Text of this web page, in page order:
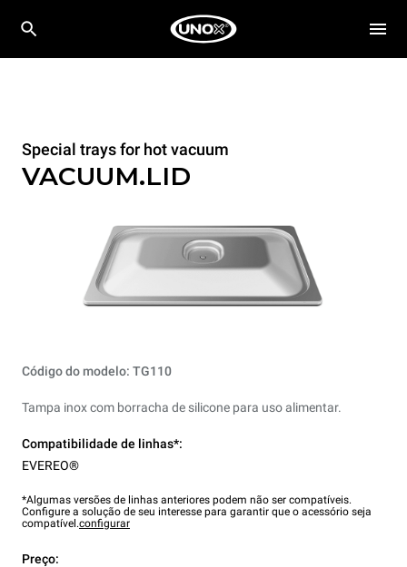
Special trays for hot vacuum
VACUUM.LID
Código do modelo: TG110
Tampa inox com borracha de silicone para uso alimentar.
Compatibilidade de linhas*:
EVEREO®
*Algumas versões de linhas anteriores podem não ser compatíveis.
Configure a solução de seu interesse para garantir que o acessório seja
compatível.configurar
Preço: